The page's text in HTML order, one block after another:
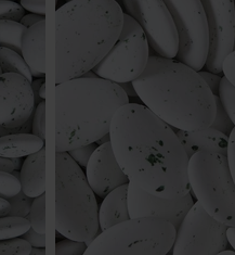
Sticker fête rond fleuri